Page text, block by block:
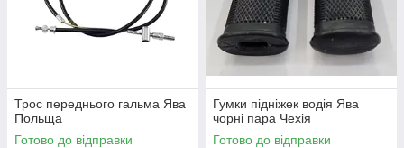
Трос переднього гальма Ява
Польща
Готово до відправки
Гумки підніжек водія Ява
чорні пара Чехія
Готово до відправки